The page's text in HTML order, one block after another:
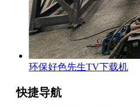
环保好色先生TV下载机
快捷导航